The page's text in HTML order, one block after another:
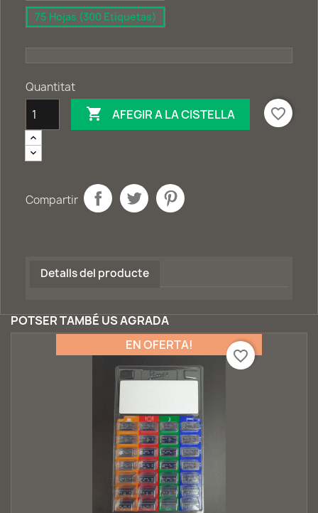
75 Hojas (300 Etiquetas)
Quantitat
 AFEGIR A LA CISTELLA favorite_border
Compartir
Detalls del producte
POTSER TAMBÉ US AGRADA
EN OFERTA!
favorite_border